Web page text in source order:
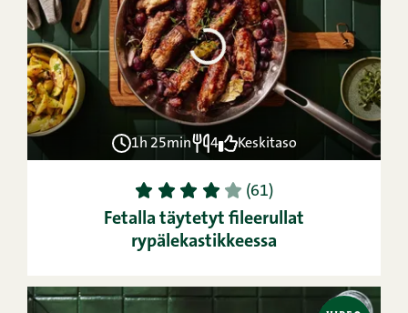
1h 25min 4 Keskitaso
1 2 3 4 5 (61)
Fetalla täytetyt fileerullat
rypälekastikkeessa